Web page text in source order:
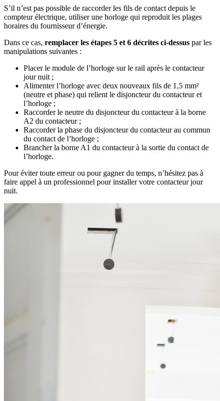
S’il n’est pas possible de raccorder les fils de contact depuis le
compteur électrique, utiliser une horloge qui reproduit les plages
horaires du fournisseur d’énergie.
Dans ce cas, remplacer les étapes 5 et 6 décrites ci-dessus par les
manipulations suivantes :
Placer le module de l’horloge sur le rail après le contacteur
jour nuit ;
Alimenter l’horloge avec deux nouveaux fils de 1,5 mm²
(neutre et phase) qui relient le disjoncteur du contacteur et
l’horloge ;
Raccorder le neutre du disjoncteur du contacteur à la borne
A2 du contacteur ;
Raccorder la phase du disjoncteur du contacteur au commun
du contact de l’horloge ;
Brancher la borne A1 du contacteur à la sortie du contact de
l’horloge.
Pour éviter toute erreur ou pour gagner du temps, n’hésitez pas à
faire appel à un professionnel pour installer votre contacteur jour
nuit.